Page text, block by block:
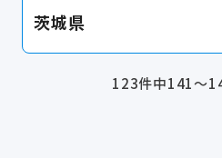
茨城県
123件中141～